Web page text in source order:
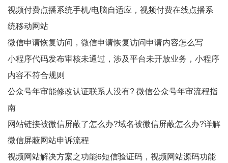
视频付费点播系统手机/电脑自适应，视频付费在线点播系
统移动网站
微信申请恢复访问，微信申请恢复访问申请内容怎么写
小程序代码发布审核未通过，涉及平台未开放业务，小程序
内容不符合规则
公众号年审能修改认证联系人没有? 微信公众号年审流程指
南
网站链接被微信屏蔽了怎么办?域名被微信屏蔽怎么办?详解
微信屏蔽网站申诉流程
视频网站解决方案之功能6短信验证码，视频网站源码功能